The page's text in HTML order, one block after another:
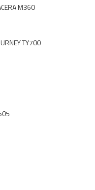
M360
TY700